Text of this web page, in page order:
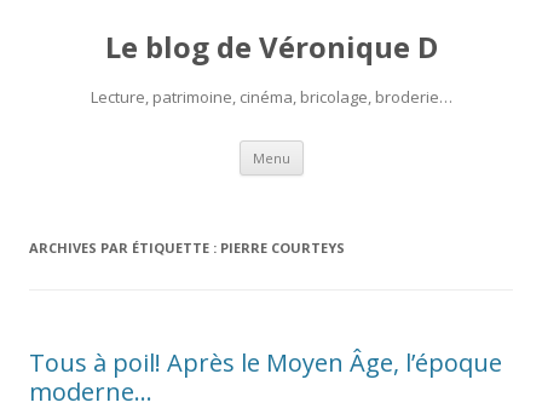
Le blog de Véronique D
Lecture, patrimoine, cinéma, bricolage, broderie…
Menu Aller
contenu
ARCHIVES PAR ÉTIQUETTE : PIERRE COURTEYS
Tous à poil! Après le Moyen Âge, l’époque
moderne…